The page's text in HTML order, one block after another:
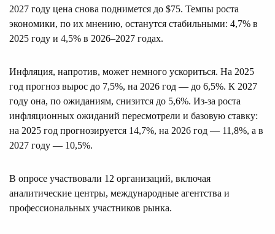
2027 году цена снова поднимется до $75. Темпы роста
экономики, по их мнению, останутся стабильными: 4,7% в
2025 году и 4,5% в 2026–2027 годах.
Инфляция, напротив, может немного ускориться. На 2025
год прогноз вырос до 7,5%, на 2026 год — до 6,5%. К 2027
году она, по ожиданиям, снизится до 5,6%. Из-за роста
инфляционных ожиданий пересмотрели и базовую ставку:
на 2025 год прогнозируется 14,7%, на 2026 год — 11,8%, а в
2027 году — 10,5%.
В опросе участвовали 12 организаций, включая
аналитические центры, международные агентства и
профессиональных участников рынка.